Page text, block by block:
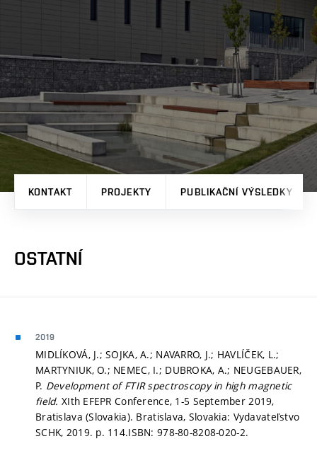
KONTAKT PROJEKTY PUBLIKAČNÍ VÝSLEDKY
OSTATNÍ
2019
MIDLÍKOVÁ, J.; SOJKA, A.; NAVARRO, J.; HAVLÍČEK, L.;
MARTYNIUK, O.; NEMEC, I.; DUBROKA, A.; NEUGEBAUER,
P. Development of FTIR spectroscopy in high magnetic
field. XIth EFEPR Conference, 1-5 September 2019,
Bratislava (Slovakia). Bratislava, Slovakia: Vydavateľstvo
SCHK, 2019. p. 114.ISBN: 978-80-8208-020-2.